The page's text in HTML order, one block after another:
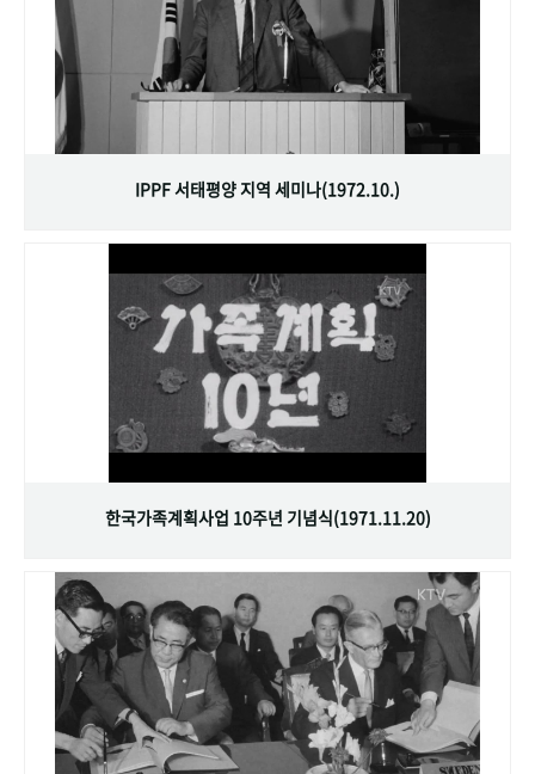
IPPF 서태평양 지역 세미나(1972.10.)
한국가족계획사업 10주년 기념식(1971.11.20)